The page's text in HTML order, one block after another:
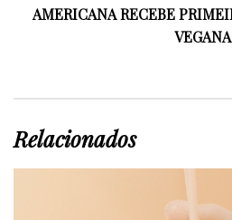
AMERICANA RECEBE
VEGANA
Relacionados